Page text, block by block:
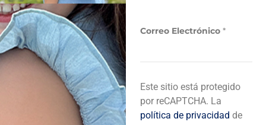
Añadir a bolsa de compra
Descripción del producto
Correo Electrónico *
*Este sitio está protegido
por reCAPTCHA. La
política de privacidad de